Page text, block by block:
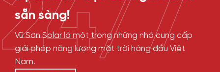
sẵn sàng!
Vũ Sơn Solar là một trong những nhà cung cấp
giải pháp năng lượng mặt trời hàng đầu Việt
Nam.
24/7